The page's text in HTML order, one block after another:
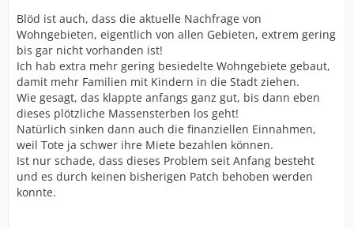
Blöd ist auch, dass die aktuelle Nachfrage von
Wohngebieten, eigentlich von allen Gebieten, extrem gering
bis gar nicht vorhanden ist!
Ich hab extra mehr gering besiedelte Wohngebiete gebaut,
damit mehr Familien mit Kindern in die Stadt ziehen.
Wie gesagt, das klappte anfangs ganz gut, bis dann eben
dieses plötzliche Massensterben los geht!
Natürlich sinken dann auch die finanziellen Einnahmen,
weil Tote ja schwer ihre Miete bezahlen können.
Ist nur schade, dass dieses Problem seit Anfang besteht
und es durch keinen bisherigen Patch behoben werden
konnte.